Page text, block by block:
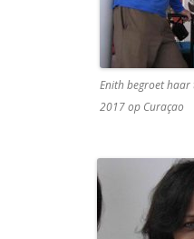
Enith begroet
2017 op Curaçao